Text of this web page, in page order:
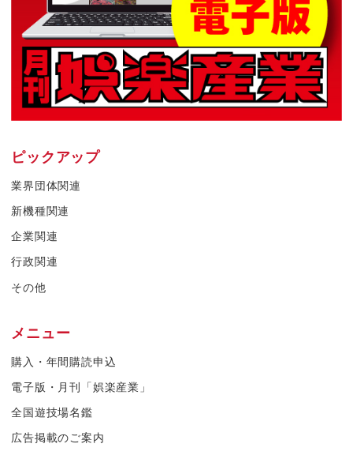
ピックアップ
業界団体関連
新機種関連
企業関連
行政関連
その他
メニュー
購入・年間購読申込
電子版・月刊「娯楽産業」
全国遊技場名鑑
広告掲載のご案内